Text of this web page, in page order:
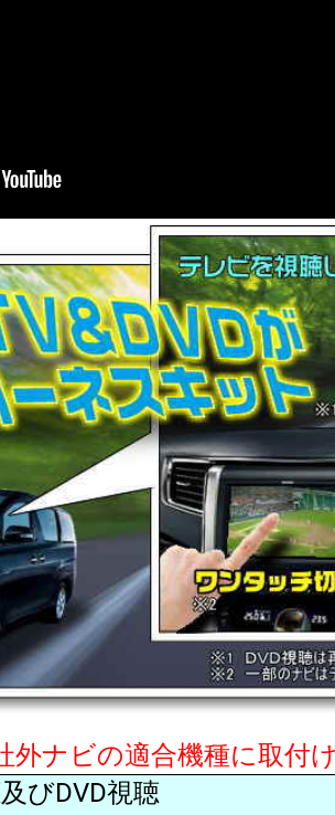
外ナビの適合機種に取付
びDVD視聴